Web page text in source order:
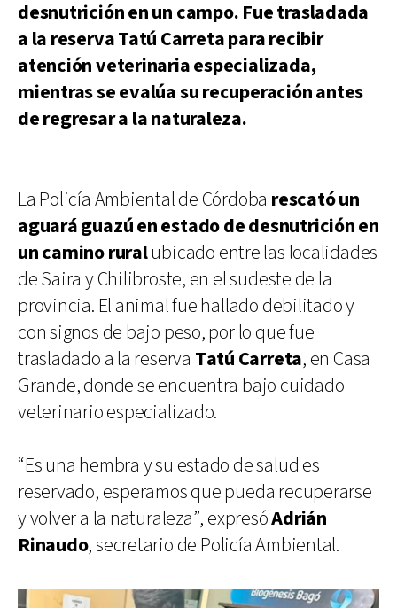
desnutrición en un campo. Fue trasladada
a la reserva Tatú Carreta para recibir
atención veterinaria especializada,
mientras se evalúa su recuperación antes
de regresar a la naturaleza.
La Policía Ambiental de Córdoba rescató un
aguará guazú en estado de desnutrición en
un camino ruralubicado entre las localidades
de Saira y Chilibroste, en el sudeste de la
provincia. El animal fue hallado debilitado y
con signos de bajo peso, por lo que fue
trasladado a la reserva Tatú Carreta, en Casa
Grande, donde se encuentra bajo cuidado
veterinario especializado.
“Es una hembra y su estado de salud es
reservado, esperamos que pueda recuperarse
y volver a la naturaleza”, expresóAdrián
Rinaudo, secretario de Policía Ambiental.